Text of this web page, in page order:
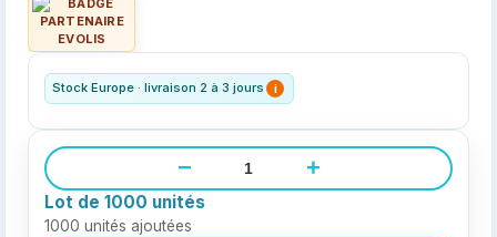
Stock Europe · livraison 2 à 3 jours i
− +
Lot de 1000 unités
1000 unités ajoutées